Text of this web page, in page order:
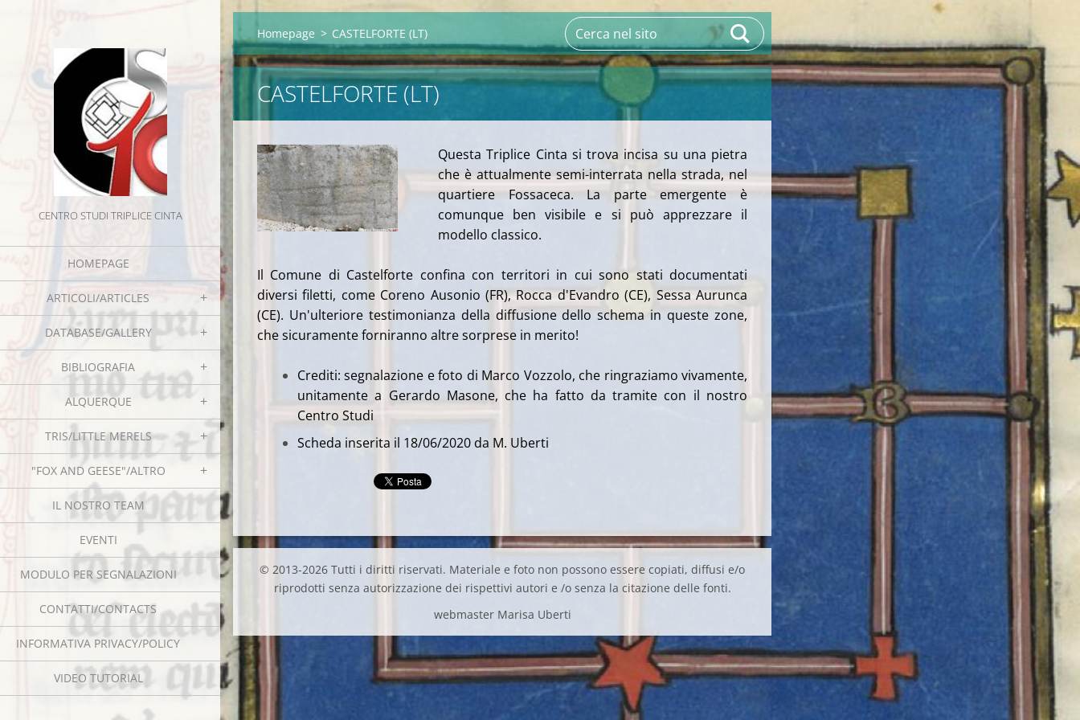
CENTRO STUDI TRIPLICE CINTA
HOMEPAGE
ARTICOLI/ARTICLES
DATABASE/GALLERY
BIBLIOGRAFIA
ALQUERQUE
TRIS/LITTLE MERELS
"FOX AND GEESE"/ALTRO
IL NOSTRO TEAM
EVENTI
MODULO PER SEGNALAZIONI
CONTATTI/CONTACTS
INFORMATIVA PRIVACY/POLICY
VIDEO TUTORIAL
Homepage > CASTELFORTE (LT)
CASTELFORTE (LT)
Questa Triplice Cinta si trova incisa su una pietra
che è attualmente semi-interrata nella strada, nel
quartiere Fossaceca. La parte emergente è
comunque ben visibile e si può apprezzare il
modello classico.
Il Comune di Castelforte confina con territori in cui sono stati documentati
diversi filetti, come Coreno Ausonio (FR), Rocca d'Evandro (CE), Sessa Aurunca
(CE). Un'ulteriore testimonianza della diffusione dello schema in queste zone,
che sicuramente forniranno altre sorprese in merito!
Crediti: segnalazione e foto di Marco Vozzolo, che ringraziamo vivamente,
unitamente a Gerardo Masone, che ha fatto da tramite con il nostro
Centro Studi
Scheda inserita il 18/06/2020 da M. Uberti
© 2013-2026 Tutti i diritti riservati. Materiale e foto non possono essere copiati, diffusi e/o
riprodotti senza autorizzazione dei rispettivi autori e /o senza la citazione delle fonti.
webmaster Marisa Uberti